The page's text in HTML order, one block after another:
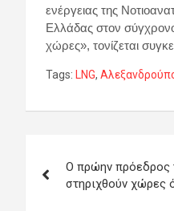
ενέργειας της
Ελλάδας στον
χώρες», τονίζεται
Tags: LNG,
άρθρων
Ο πρώην πρόεδρος
στηριχθούν χώρες